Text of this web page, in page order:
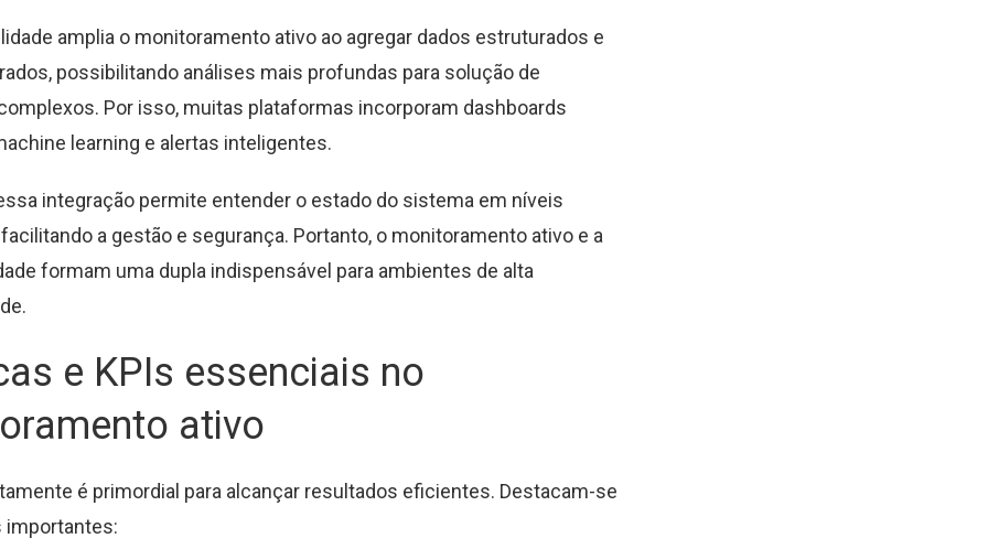
amplia o monitoramento ativo ao agregar dados estruturados e
possibilitando análises mais profundas para solução de
Por isso, muitas plataformas incorporam dashboards
learning e alertas inteligentes.
integração permite entender o estado do sistema em níveis
a gestão e segurança. Portanto, o monitoramento ativo e a
formam uma dupla indispensável para ambientes de alta
e KPIs essenciais no
ativo
é primordial para alcançar resultados eficientes. Destacam-se
importantes: